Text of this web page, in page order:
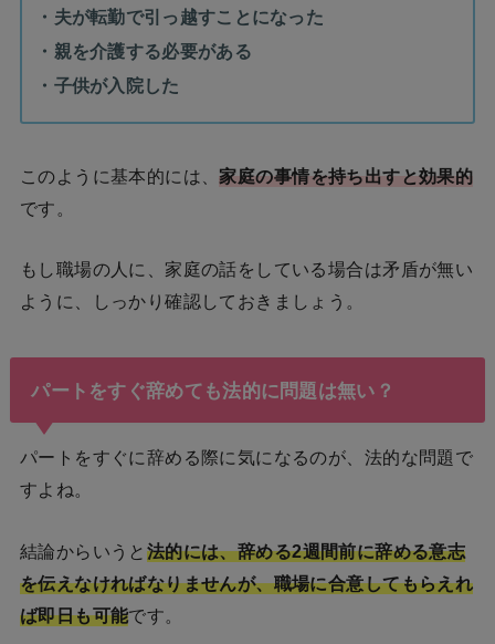
・夫が転勤で引っ越すことになった
・親を介護する必要がある
・子供が入院した
このように基本的には、家庭の事情を持ち出すと効果的
です。
もし職場の人に、家庭の話をしている場合は矛盾が無い
ように、しっかり確認しておきましょう。
パートをすぐ辞めても法的に問題は無い？
パートをすぐに辞める際に気になるのが、法的な問題で
すよね。
結論からいうと 法的には、辞める2週間前に辞める意志
を伝えなければなりませんが、職場に合意してもらえれ
ば即日も可能です。